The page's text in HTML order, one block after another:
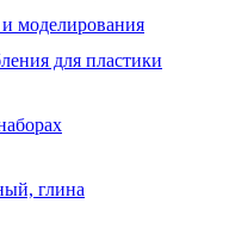
моделирования
для пластики
глина